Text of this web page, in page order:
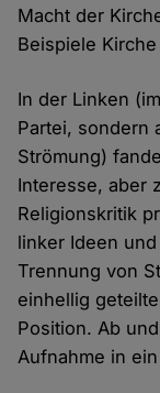
Macht der
Beispiele
In der Linken
Partei, sondern
Strömung)
Interesse, aber
Religionskritik
linker Ideen
Trennung von
einhellig
Position. Ab
Aufnahme in